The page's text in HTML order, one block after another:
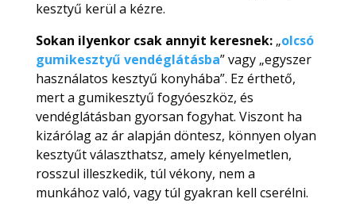
kesztyű kerül a kézre.
Sokan ilyenkor csak annyit keresnek:„olcsó
gumikesztyű vendéglátásba” vagy „egyszer
használatos kesztyű konyhába”. Ez érthető,
mert a gumikesztyű fogyóeszköz, és
vendéglátásban gyorsan fogyhat. Viszont ha
kizárólag az ár alapján döntesz, könnyen olyan
kesztyűt választhatsz, amely kényelmetlen,
rosszul illeszkedik, túl vékony, nem a
munkához való, vagy túl gyakran kell cserélni.